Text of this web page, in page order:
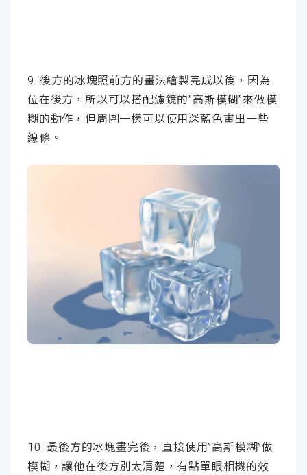
9. 後方的冰塊照前方的畫法繪製完成以後，因為
位在後方，所以可以搭配濾鏡的”高斯模糊”來做模
糊的動作，但周圍一樣可以使用深藍色畫出一些
線條。
10. 最後方的冰塊畫完後，直接使用”高斯模糊”做
模糊，讓他在後方別太清楚，有點單眼相機的效